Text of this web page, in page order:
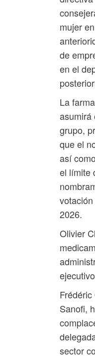
mujer
de
en el
La
asumirá
grupo,
que el
así
el límite
2026.
Olivier
Sanofi,
sector